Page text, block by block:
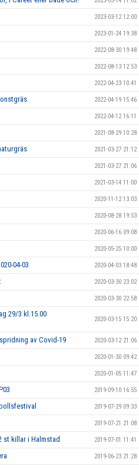
2023-03-12 12:00
2023-01-24 19:38
2022-08-30 19:48
2022-08-13 12:53
2022-04-23 10:41
2022-04-19 15:46
2022-04-12 16:11
2021-08-29 10:28
2021-03-27 21:12
2021-03-27 21:06
2021-03-14 11:00
2020-11-12 13:03
2020-08-28 19:53
2020-06-16 09:08
2020-05-25 10:00
04-03 2020-04-03 18:48
2020-03-30 23:02
2020-03-30 22:58
29/3 kl.15.00
2020-03-15 15:20
av Covid-19 2020-03-12 21:06
2020-01-30 09:42
2020-01-05 11:47
2019-09-10 16:55
2019-07-29 09:33
2019-07-21 21:08
st killar i Halmstad 2019-07-01 11:41
2019-06-23 21:28